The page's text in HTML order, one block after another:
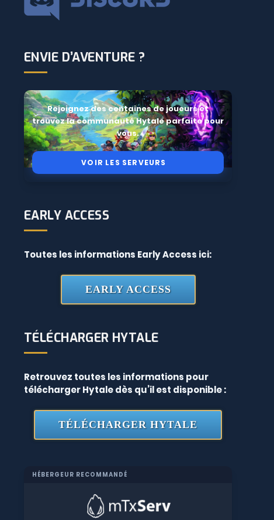
ENVIE D’AVENTURE ?
Rejoignez des centaines de joueurs et
trouvez la communauté Hytale parfaite pour
vous.
VOIR LES SERVEURS
EARLY ACCESS
Toutes les informations Early Access ici:
EARLY ACCESS
TÉLÉCHARGER HYTALE
Retrouvez toutes les informations pour
télécharger Hytale dès qu’il est disponible :
TÉLÉCHARGER HYTALE
HÉBERGEUR RECOMMANDÉ